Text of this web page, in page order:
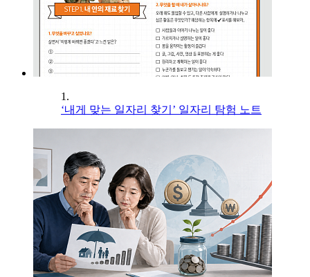
1.
‘내게 맞는 일자리 찾기’ 일자리 탐험 노트